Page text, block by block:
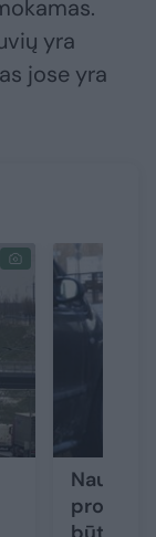
yra
jose yra
Naujas